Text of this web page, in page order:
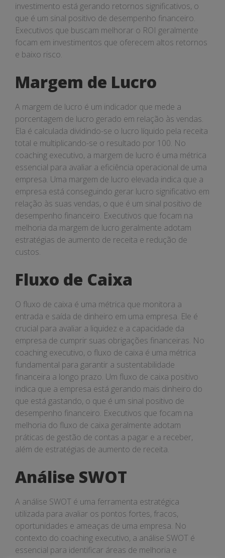
investimento está gerando retornos significativos, o
que é um sinal positivo de desempenho financeiro.
Executivos que buscam melhorar o ROI geralmente
focam em investimentos que oferecem altos retornos
e baixo risco.
Margem de Lucro
A margem de lucro é um indicador que mede a
porcentagem de lucro gerado em relação às vendas.
Ela é calculada dividindo-se o lucro líquido pela receita
total e multiplicando-se o resultado por 100. No
coaching executivo, a margem de lucro é uma métrica
essencial para avaliar a eficiência operacional de uma
empresa. Uma margem de lucro elevada indica que a
empresa está conseguindo gerar lucro significativo em
relação às suas vendas, o que é um sinal positivo de
desempenho financeiro. Executivos que focam na
melhoria da margem de lucro geralmente adotam
estratégias de aumento de receita e redução de
custos.
Fluxo de Caixa
O fluxo de caixa é uma métrica que monitora a
entrada e saída de dinheiro em uma empresa. Ele é
crucial para avaliar a liquidez e a capacidade da
empresa de cumprir suas obrigações financeiras. No
coaching executivo, o fluxo de caixa é uma métrica
fundamental para garantir a sustentabilidade
financeira a longo prazo. Um fluxo de caixa positivo
indica que a empresa está gerando mais dinheiro do
que está gastando, o que é um sinal positivo de
desempenho financeiro. Executivos que focam na
melhoria do fluxo de caixa geralmente adotam
práticas de gestão de contas a pagar e a receber,
além de estratégias de aumento de receita.
Análise SWOT
A análise SWOT é uma ferramenta estratégica
utilizada para avaliar os pontos fortes, fracos,
oportunidades e ameaças de uma empresa. No
contexto do coaching executivo, a análise SWOT é
essencial para identificar áreas de melhoria e